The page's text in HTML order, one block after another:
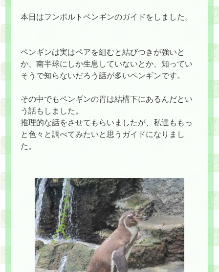
本日はフンボルトペンギンのガイドをしました。
ペンギンは実はペアを組むと結びつきが強いと
か、南半球にしか生息していないとか、知ってい
そうで知らないだろう話が多いペンギンです。
その中でもペンギンの胃は結構下にあるんだとい
う話もしました。
推理的な話をさせてもらいましたが、私達ももっ
と色々と調べてみたいと思うガイドになりまし
た。